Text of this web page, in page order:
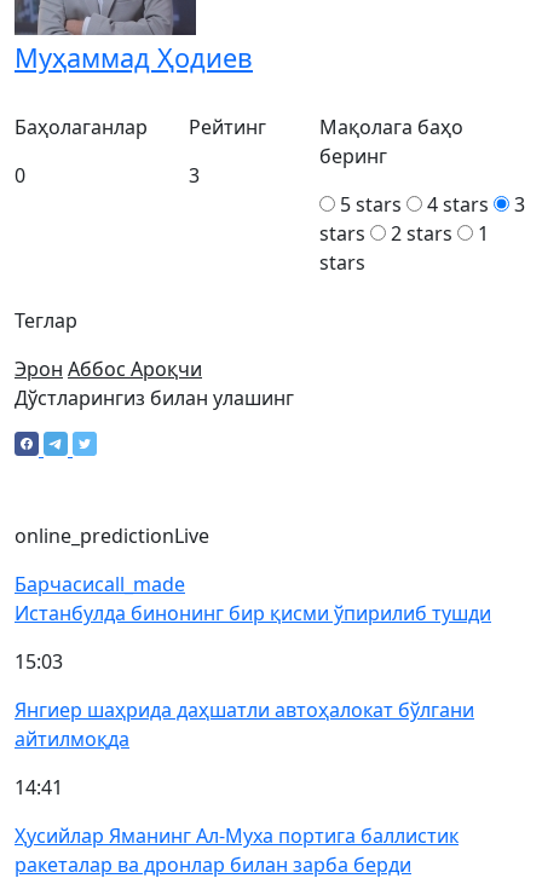
Муҳаммад Ҳодиев
Теглар
Эрон Аббос Ароқчи
Баҳолаганлар
0
Рейтинг
3
Мақолага баҳо
беринг
5 stars
4 stars
3
stars
2 stars
1
stars
Дўстларингиз билан улашинг
online_predictionLive
Барчасиcall_made
Истанбулда бинонинг бир қисми ўпирилиб тушди
15:03
Янгиер шаҳрида даҳшатли автоҳалокат бўлгани
айтилмоқда
14:41
Ҳусийлар Яманинг Ал-Муха портига баллистик
ракеталар ва дронлар билан зарба берди